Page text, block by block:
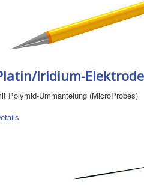
Iridium-
Polymid-Ummantelung (MicroProbes)